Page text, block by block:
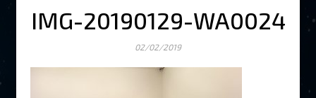
IMG-20190129-WA0024
02/02/2019